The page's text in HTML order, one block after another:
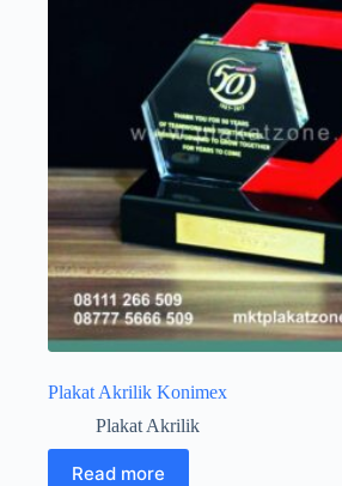
Plakat Akrilik Konimex
Plakat Akrilik
Read more